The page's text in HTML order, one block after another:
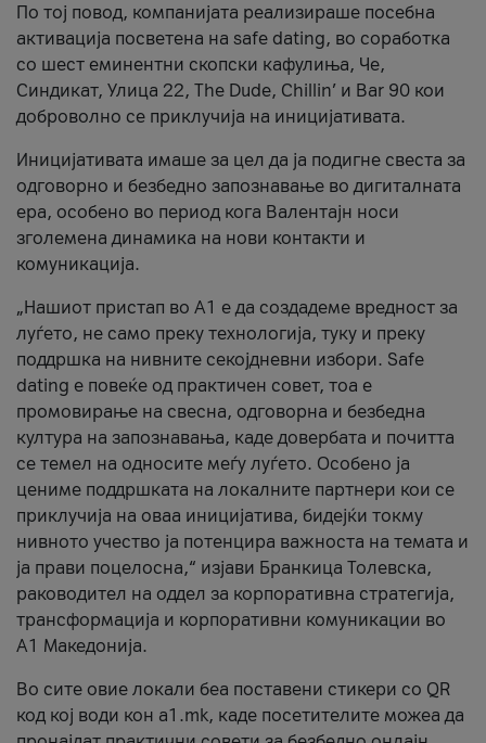
По тој повод, компанијата реализираше посебна
активација посветена на safe dating, во соработка
со шест еминентни скопски кафулиња, Че,
Синдикат, Улица 22, The Dude, Chillin’ и Bar 90 кои
доброволно се приклучија на иницијативата.
Иницијативата имаше за цел да ја подигне свеста за
одговорно и безбедно запознавање во дигиталната
ера, особено во период кога Валентајн носи
зголемена динамика на нови контакти и
комуникација.
„Нашиот пристап во А1 е да создадеме вредност за
луѓето, не само преку технологија, туку и преку
поддршка на нивните секојдневни избори. Safe
dating е повеќе од практичен совет, тоа е
промовирање на свесна, одговорна и безбедна
култура на запознавања, каде довербата и почитта
се темел на односите меѓу луѓето. Особено ја
цениме поддршката на локалните партнери кои се
приклучија на оваа иницијатива, бидејќи токму
нивното учество ја потенцира важноста на темата и
ја прави поцелосна,“ изјави Бранкица Толевска,
раководител на оддел за корпоративна стратегија,
трансформација и корпоративни комуникации во
А1 Македонија.
Во сите овие локали беа поставени стикери со QR
код кој води кон a1.mk, каде посетителите можеа да